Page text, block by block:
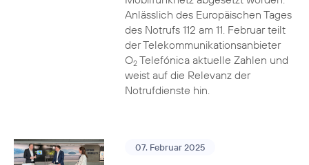
Anlässlich des Europäischen Tages
des Notrufs 112 am 11. Februar teilt
der Telekommunikationsanbieter
O2Telefónica aktuelle Zahlen und
weist auf die Relevanz der
Notrufdienste hin.
07. Februar 2025